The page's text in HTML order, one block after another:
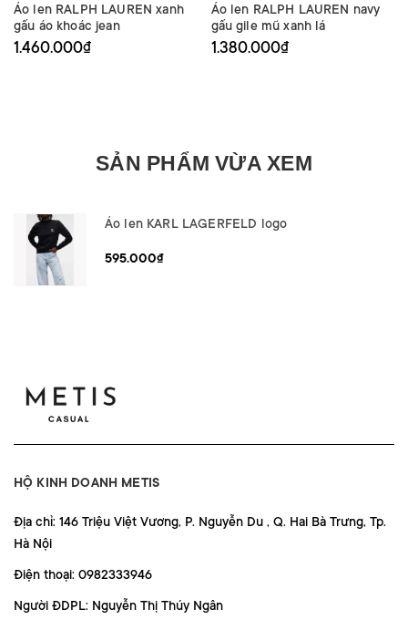
Áo len RALPH LAUREN xanh
gấu áo khoác jean
1.460.000₫
Áo len RALPH LAUREN navy
gấu gile mũ xanh lá
1.380.000₫
SẢN PHẨM VỪA XEM
Áo len KARL LAGERFELD logo
595.000₫
HỘ KINH DOANH METIS
Địa chỉ: 146 Triệu Việt Vương, P. Nguyễn Du , Q. Hai Bà Trưng, Tp.
Hà Nội
Điện thoại: 0982333946
Người ĐDPL: Nguyễn Thị Thúy Ngân